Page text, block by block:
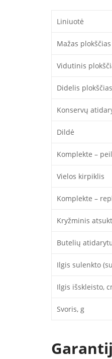
Liniuotė
Mažas
Vidutinis
Didelis
Konservų
Dildė
Komplekte –
Vielos kirpiklis
Komplekte –
Kryžminis
Butelių
Ilgis sulenkto
Ilgis išskleisto,
Svoris, g